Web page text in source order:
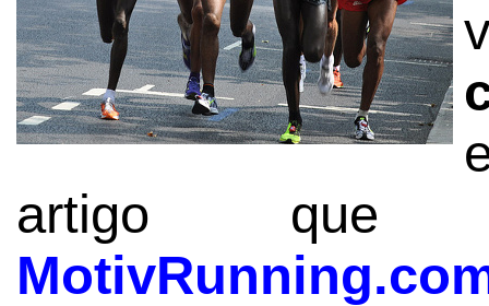
artigo que